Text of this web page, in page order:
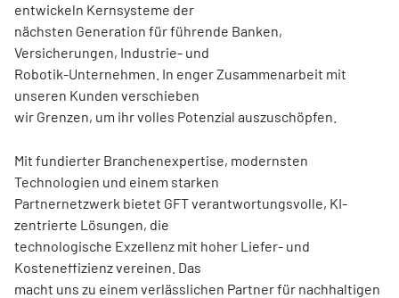
entwickeln Kernsysteme der
nächsten Generation für führende Banken,
Versicherungen, Industrie- und
Robotik-Unternehmen. In enger Zusammenarbeit mit
unseren Kunden verschieben
wir Grenzen, um ihr volles Potenzial auszuschöpfen.
Mit fundierter Branchenexpertise, modernsten
Technologien und einem starken
Partnernetzwerk bietet GFT verantwortungsvolle, KI-
zentrierte Lösungen, die
technologische Exzellenz mit hoher Liefer- und
Kosteneffizienz vereinen. Das
macht uns zu einem verlässlichen Partner für nachhaltigen